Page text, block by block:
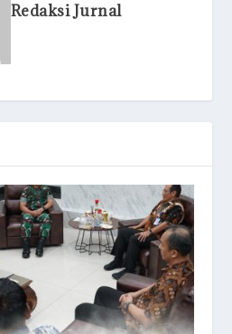
Redaksi Jurnal